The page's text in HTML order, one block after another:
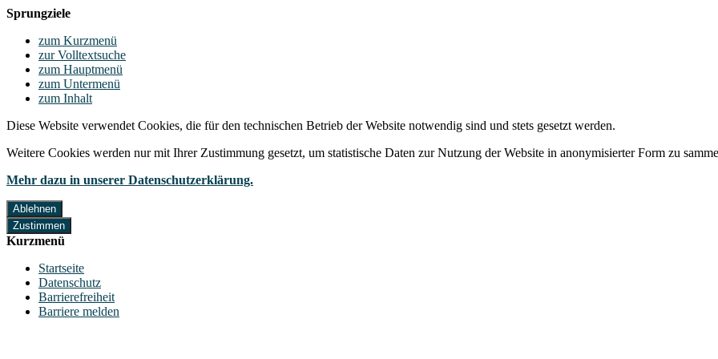
Sprungziele
zum Kurzmenü
zur Volltextsuche
zum Hauptmenü
zum Untermenü
zum Inhalt
Diese Website verwendet Cookies, die für den technischen Betrieb der Website notwendig sind und stets gesetzt werden.
Weitere Cookies werden nur mit Ihrer Zustimmung gesetzt, um statistische Daten zur Nutzung der Website in anonymisierter Form zu
Mehr dazu in unserer Datenschutzerklärung.
Ablehnen
Zustimmen
Kurzmenü
Startseite
Datenschutz
Barrierefreiheit
Barriere melden